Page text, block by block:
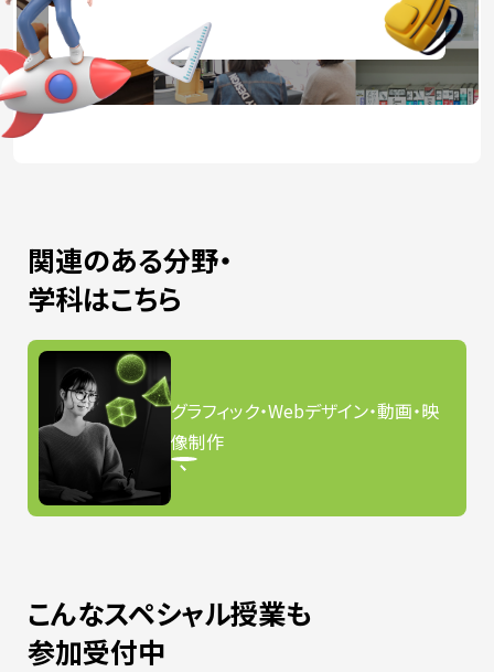
関連のある分野・
学科はこちら
グラフィック・Webデザイン・動画・映
像制作
こんなスペシャル授業も
参加受付中